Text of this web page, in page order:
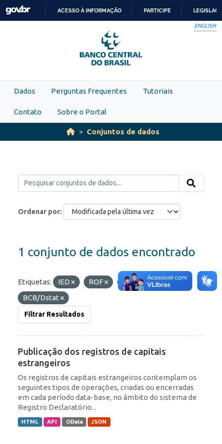
Skip to main content
PARA
O
CONTEÚDO
ACESSO À INFORMAÇÃO PARTICIPE
ENGLISH
Dados Perguntas Frequentes Tutoriais
Contato Sobre o Portal
Conjuntos de dados
Ordenar por
1 conjunto de dados encontrado
Etiquetas: IED ROF
Organizações:
BCB/Dstat
Filtrar Resultados
Publicação dos registros de capitais
estrangeiros
Os registros de capitais estrangeiros contemplam os
seguintes tipos de operações, criadas ou encerradas
em cada período data-base, no âmbito do sistema de
Registro Declaratório...
HTML API OData JSON